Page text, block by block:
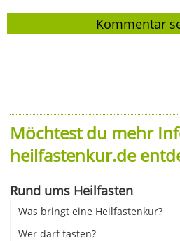
Möchtest du mehr
heilfastenkur.de
Rund ums Heilfasten
Was bringt eine Heilfastenkur?
Wer darf fasten?